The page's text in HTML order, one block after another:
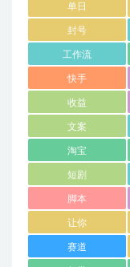
单日
封号
工作流
快手
收益
文案
淘宝
短剧
脚本
让你
赛道